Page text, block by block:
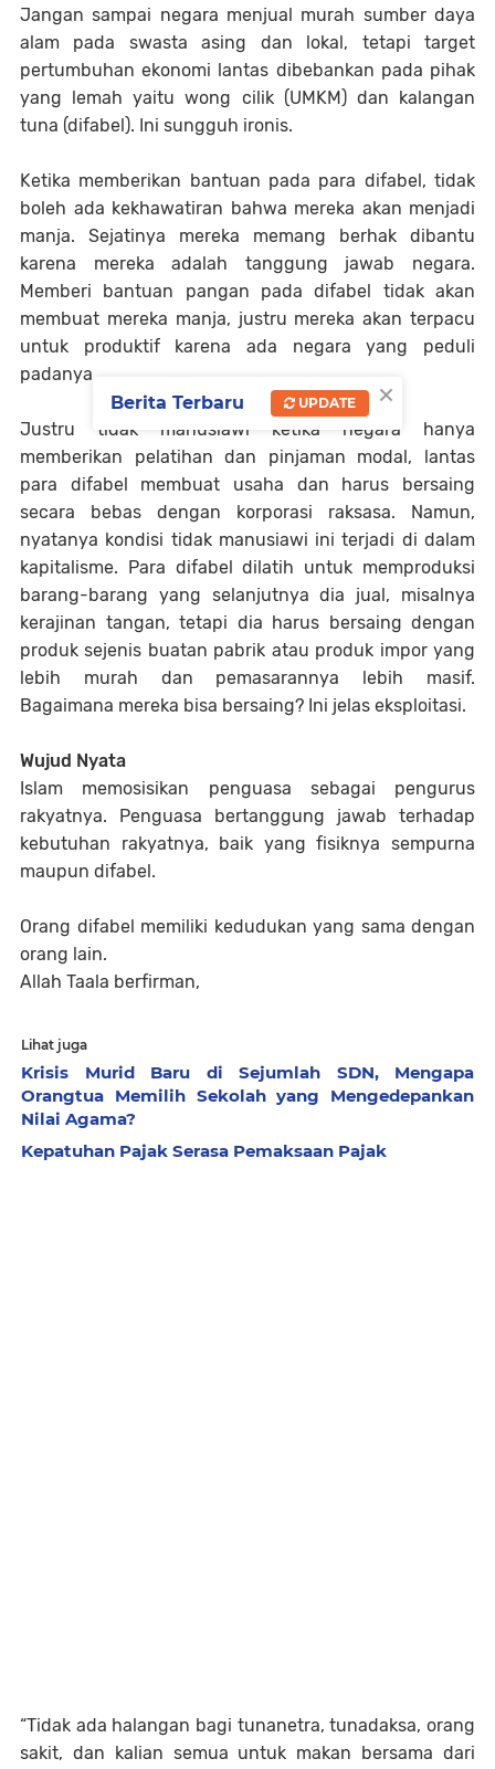
Jangan sampai negara menjual murah sumber daya
alam pada swasta asing dan lokal, tetapi target
pertumbuhan ekonomi lantas dibebankan pada pihak
yang lemah yaitu wong cilik (UMKM) dan kalangan
tuna (difabel). Ini sungguh ironis.
Ketika memberikan bantuan pada para difabel, tidak
boleh ada kekhawatiran bahwa mereka akan menjadi
manja. Sejatinya mereka memang berhak dibantu
karena mereka adalah tanggung jawab negara.
Memberi bantuan pangan pada difabel tidak akan
membuat mereka manja, justru mereka akan terpacu
untuk produktif karena ada negara yang peduli
padanya.
Justru tidak manusiawi ketika negara hanya
memberikan pelatihan dan pinjaman modal, lantas
para difabel membuat usaha dan harus bersaing
secara bebas dengan korporasi raksasa. Namun,
nyatanya kondisi tidak manusiawi ini terjadi di dalam
kapitalisme. Para difabel dilatih untuk memproduksi
barang-barang yang selanjutnya dia jual, misalnya
kerajinan tangan, tetapi dia harus bersaing dengan
produk sejenis buatan pabrik atau produk impor yang
lebih murah dan pemasarannya lebih masif.
Bagaimana mereka bisa bersaing? Ini jelas eksploitasi.
Wujud Nyata
Islam memosisikan penguasa sebagai pengurus
rakyatnya. Penguasa bertanggung jawab terhadap
kebutuhan rakyatnya, baik yang fisiknya sempurna
maupun difabel.
Orang difabel memiliki kedudukan yang sama dengan
orang lain.
Allah Taala berfirman,
Lihat juga
Krisis Murid Baru di Sejumlah SDN, Mengapa
Orangtua Memilih Sekolah yang Mengedepankan
Nilai Agama?
Kepatuhan Pajak Serasa Pemaksaan Pajak
“Tidak ada halangan bagi tunanetra, tunadaksa, orang
sakit, dan kalian semua untuk makan bersama dari
×
Berita Terbaru UPDATE